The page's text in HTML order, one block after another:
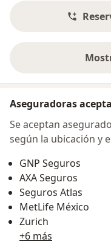
Aseguradoras
Se aceptan
según la ubicación y
GNP Seguros
AXA Seguros
Seguros Atlas
MetLife México
Zurich
+6 más